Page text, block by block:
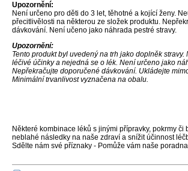
Upozornění:
Není určeno pro děti do 3 let, těhotné a kojící ženy.
přecitlivělosti na některou ze složek produktu.
dávkování. Není učeno jako náhrada pestré stravy.
Upozornění:
Tento produkt byl uvedený na trh jako doplněk stravy.
léčivé účinky a nejedná se o lék. Není určeno jako
Nepřekračujte doporučené dávkování. Ukládejte
Minimální trvanlivost vyznačena na obalu.
Některé kombinace léků s jinými přípravky, pokrmy či
neblahé následky na naše zdraví a snížit účinnost
Sdělte nám své příznaky - Pomůže vám naše